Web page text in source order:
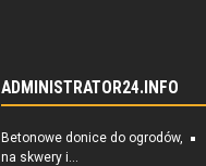
ADMINISTRATOR24.INFO
Betonowe donice do ogrodów,
na skwery i...